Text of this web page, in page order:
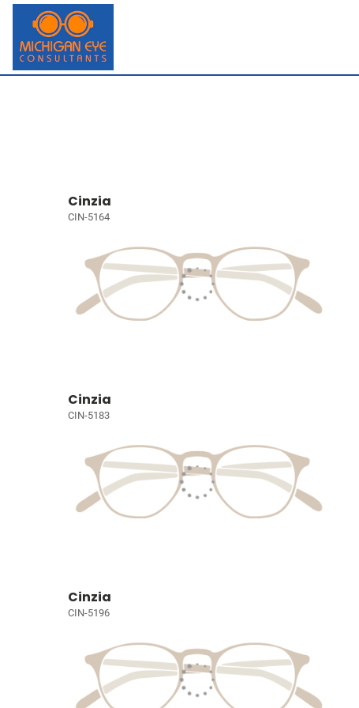
Cinzia
CIN-5164
Cinzia
CIN-5183
Cinzia
CIN-5196